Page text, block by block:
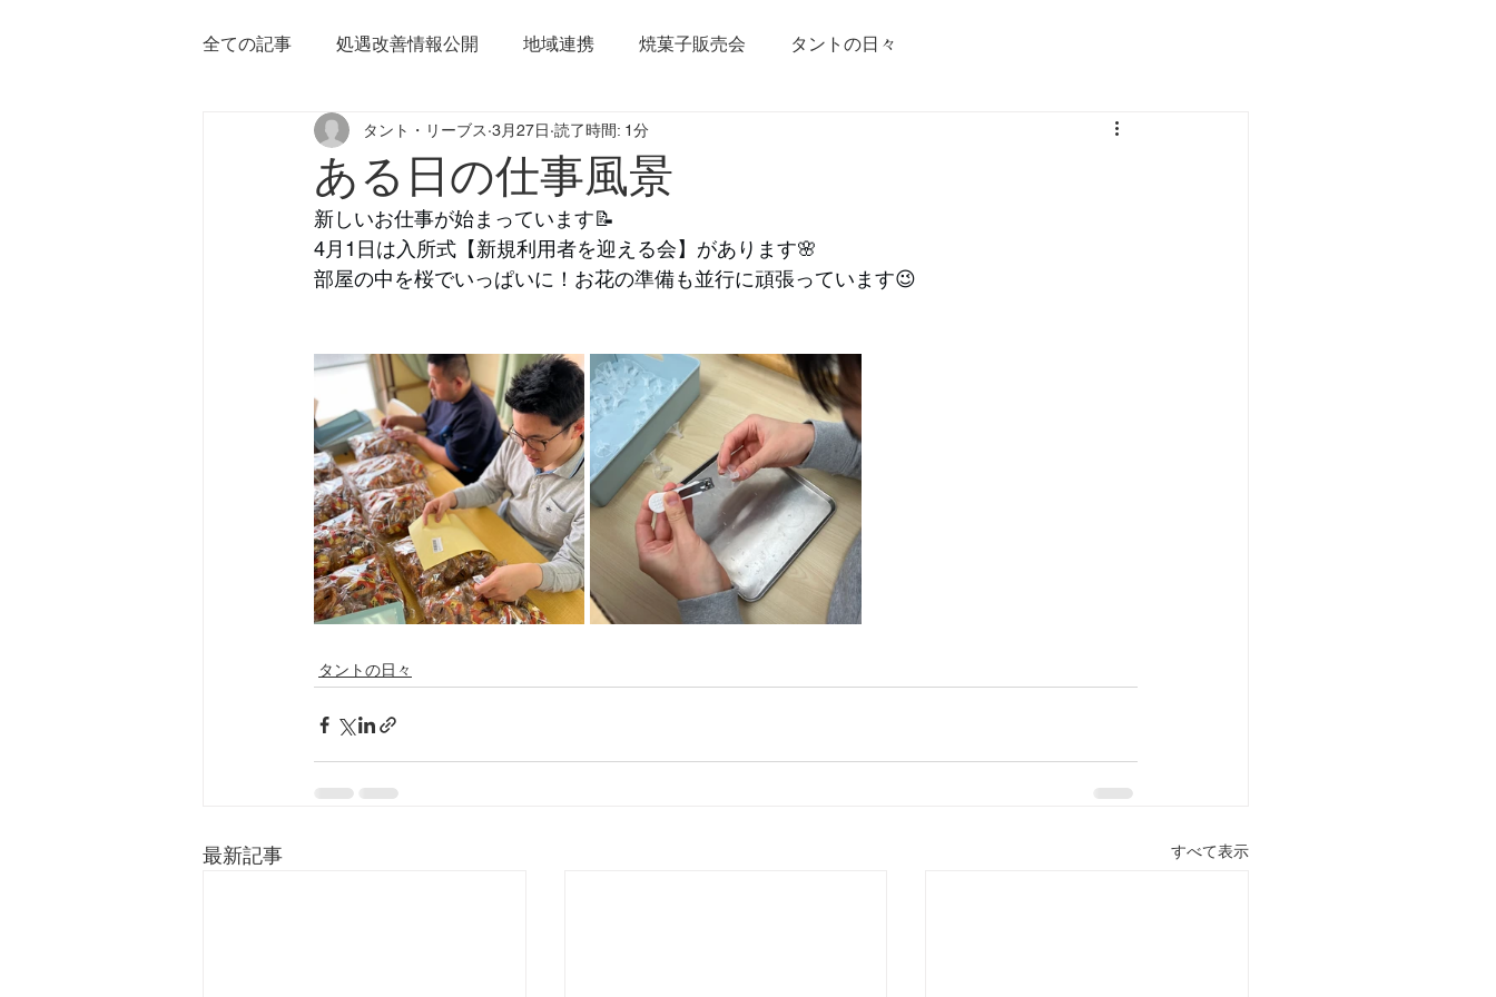
全ての記事 処遇改善情報公開 地域連携 焼菓子販売会 タントの日々
ある日の仕事風景
タント・リーブス 3月27日 読了時間: 1分
新しいお仕事が始まっています📝
4月1日は入所式【新規利用者を迎える会】があります🌸
部屋の中を桜でいっぱいに！お花の準備も並行に頑張っています😉
タントの日々
最新記事 すべて表示